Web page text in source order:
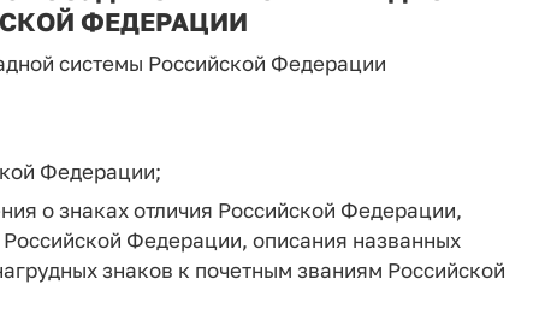
ФЕДЕРАЦИИ
системы Российской Федерации
Федерации;
о знаках отличия Российской Федерации,
Федерации, описания названных
знаков к почетным званиям Российской